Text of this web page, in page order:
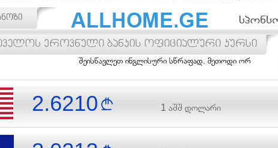
შეისწავლეთ ინგლისური სწრაფად. მეთოდი
2.6210
1 აშშ დოლარი